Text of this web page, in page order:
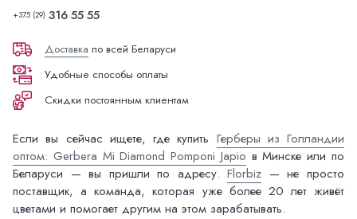
+375 (29) 316 55 55
Доставка по всей Беларуси
Удобные способы оплаты
Скидки постоянным клиентам
Если вы сейчас ищете, где купить Герберы из Голландии
оптом: Gerbera Mi Diamond Pomponi Japio в Минске или по
Беларуси — вы пришли по адресу.Florbiz — не просто
поставщик, а команда, которая уже более 20 лет живёт
цветами и помогает другим на этом зарабатывать.